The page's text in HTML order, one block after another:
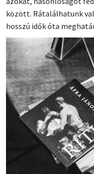
között. Rátalálhatunk
hosszú idők óta